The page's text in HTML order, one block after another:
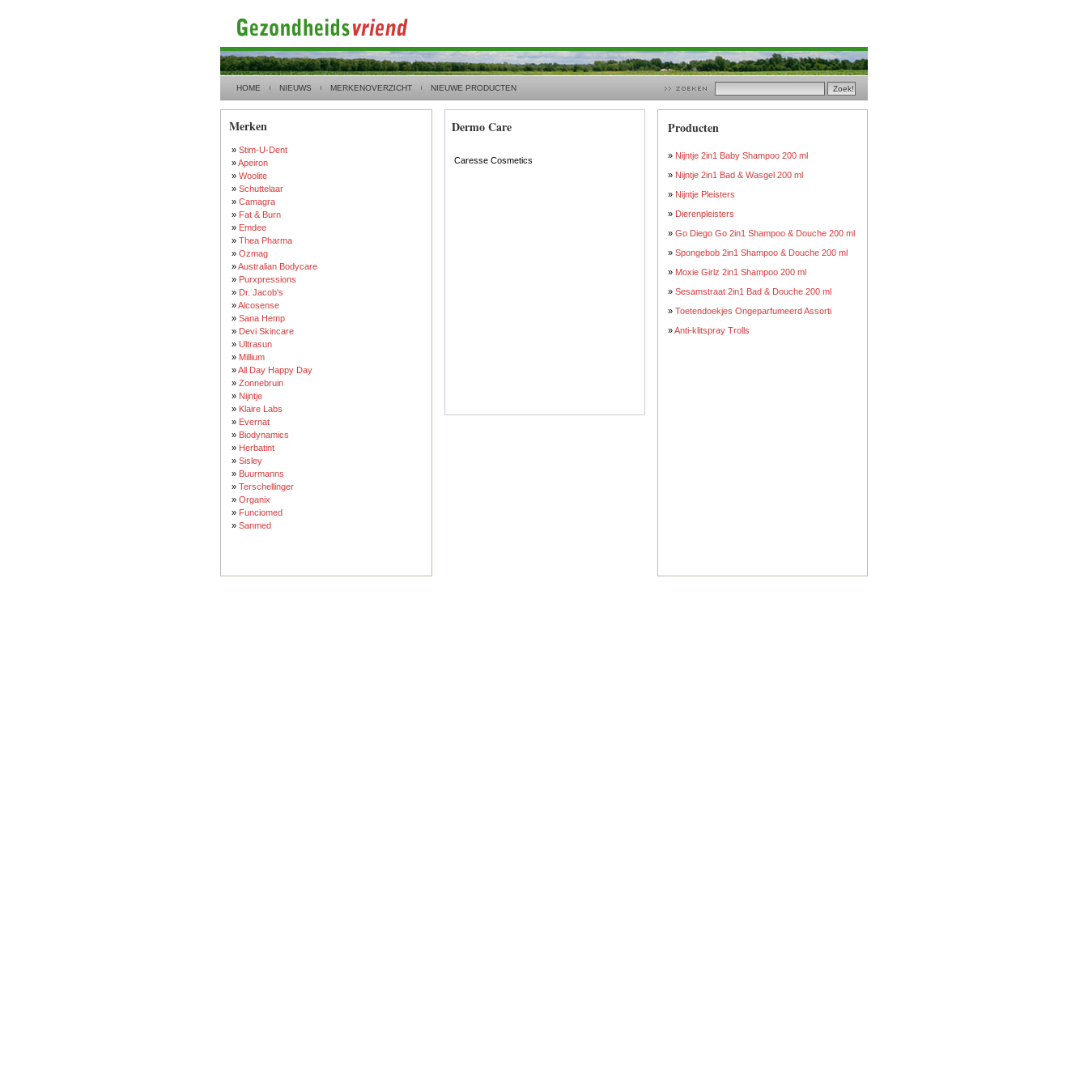
HOME NIEUWS MERKENOVERZICHT NIEUWE PRODUCTEN
Merken
» Stim-U-Dent
»Apeiron
» Woolite
» Schuttelaar
» Camagra
» Fat & Burn
» Emdee
» Thea Pharma
» Ozmag
»Australian Bodycare
» Purxpressions
» Dr. Jacob's
»Alcosense
» Sana Hemp
» Devi Skincare
» Ultrasun
» Millium
»All Day Happy Day
» Zonnebruin
» Nijntje
» Klaire Labs
» Evernat
» Biodynamics
» Herbatint
» Sisley
» Buurmanns
» Terschellinger
» Organix
» Funciomed
» Sanmed
Dermo Care
Caresse Cosmetics
Producten
» Nijntje 2in1 Baby Shampoo 200 ml
» Nijntje 2in1 Bad & Wasgel 200 ml
» Nijntje Pleisters
» Dierenpleisters
» Go Diego Go 2in1 Shampoo & Douche 200 ml
» Spongebob 2in1 Shampoo & Douche 200 ml
» Moxie Girlz 2in1 Shampoo 200 ml
» Sesamstraat 2in1 Bad & Douche 200 ml
» Toetendoekjes Ongeparfumeerd Assorti
»Anti-klitspray Trolls